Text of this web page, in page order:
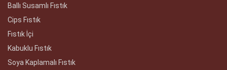
Ballı Susamlı Fıstık
Cips Fıstık
Fıstık İçi
Kabuklu Fıstık
Soya Kaplamalı Fıstık